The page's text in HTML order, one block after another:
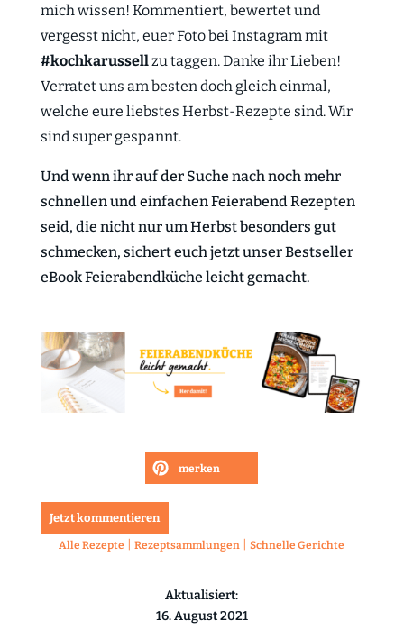
mich wissen! Kommentiert, bewertet und
vergesst nicht, euer Foto bei Instagram mit
#kochkarussellzu taggen. Danke ihr Lieben!
Verratet uns am besten doch gleich einmal,
welche eure liebstes Herbst-Rezepte sind. Wir
sind super gespannt.
Und wenn ihr auf der Suche nach noch mehr
schnellen und einfachen Feierabend Rezepten
seid, die nicht nur um Herbst besonders gut
schmecken, sichert euch jetzt unser Bestseller
eBook Feierabendküche leicht gemacht.
merken
Jetzt kommentieren
Alle Rezepte |Rezeptsammlungen |Schnelle Gerichte
Aktualisiert:
16. August 2021